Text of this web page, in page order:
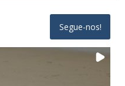
Segue-nos!